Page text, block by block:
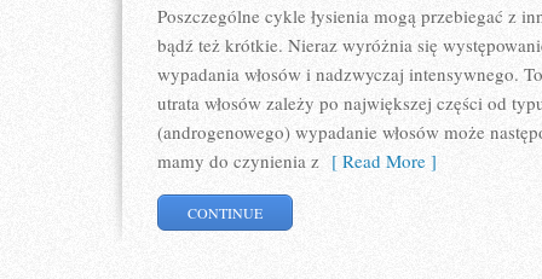
Poszczególne cykle łysienia mogą przebiegać z
bądź też krótkie. Nieraz wyróżnia się
wypadania włosów i nadzwyczaj intensywnego.
utrata włosów zależy po największej części od
(androgenowego) wypadanie włosów może
mamy do czynienia z [ Read More ]
CONTINUE